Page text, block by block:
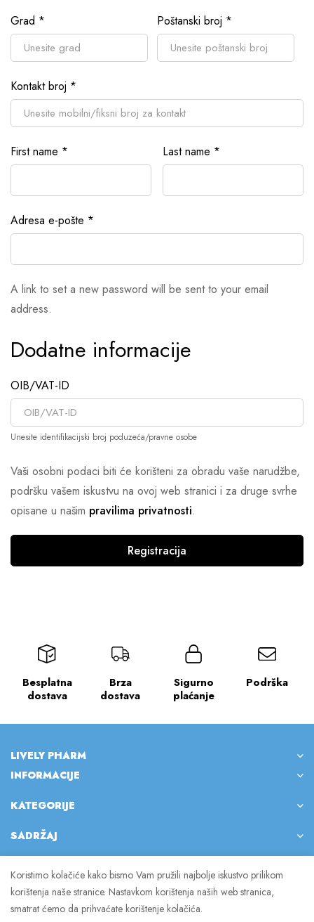
Grad * Poštanski broj *
Kontakt broj *
First name * Last name *
Adresa e-pošte *
A link to set a new password will be sent to your email
address.
Dodatne informacije
OIB/VAT-ID
Unesite identifikacijski broj poduzeća/pravne osobe
Vaši osobni podaci biti će korišteni za obradu vaše narudžbe,
podršku vašem iskustvu na ovoj web stranici i za druge svrhe
opisane u našim pravilima privatnosti.
Registracija
Besplatna
dostava
Brza
dostava
Sigurno
plaćanje
Podrška
LIVELY PHARM
INFORMACIJE
KATEGORIJE
SADRŽAJ
© 2023 Lively Pharm. Sva prava pridržana.
Koristimo kolačiće kako bismo Vam pružili najbolje iskustvo prilikom
korištenja naše stranice. Nastavkom korištenja naših web stranica,
smatrat ćemo da prihvaćate korištenje kolačića.